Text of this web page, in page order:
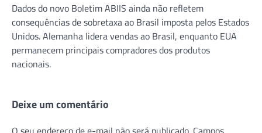
Dados do novo Boletim ABIIS ainda não refletem
consequências de sobretaxa ao Brasil imposta pelos Estados
Unidos. Alemanha lidera vendas ao Brasil, enquanto EUA
permanecem principais compradores dos produtos
nacionais.
Deixe um comentário